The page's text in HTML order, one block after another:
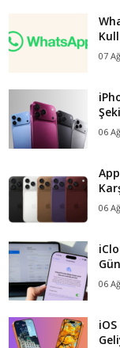
07
06
06
06